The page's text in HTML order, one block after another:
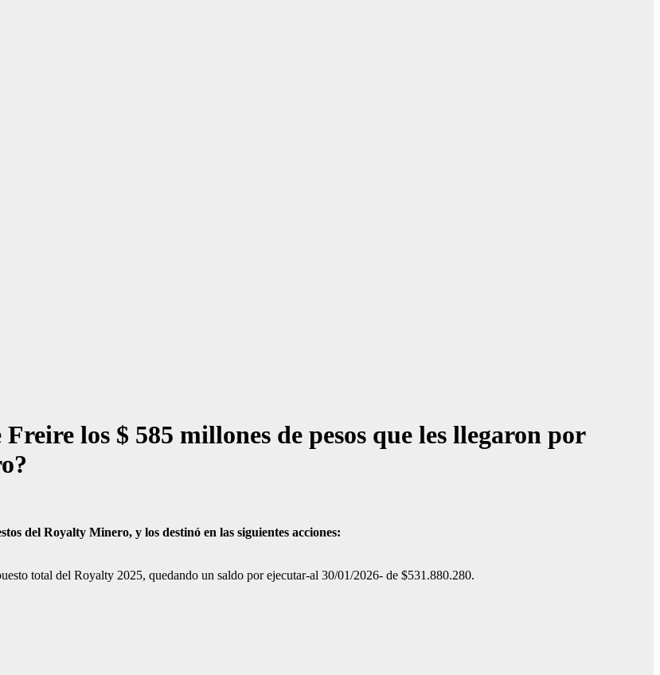
los $ 585 millones de pesos que les llegaron por
del Royalty Minero, y los destinó en las siguientes acciones:
total del Royalty 2025, quedando un saldo por ejecutar-al 30/01/2026- de $531.880.280.